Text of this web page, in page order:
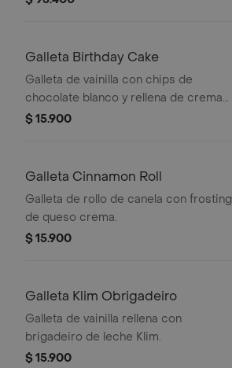
Galleta Birthday Cake
Galleta de vainilla con chips de
chocolate blanco y rellena de crema
de vainilla.
$ 15.900
Galleta Cinnamon Roll
Galleta de rollo de canela con frosting
de queso crema.
$ 15.900
Galleta Klim Obrigadeiro
Galleta de vainilla rellena con
brigadeiro de leche Klim.
$ 15.900